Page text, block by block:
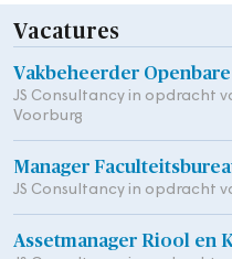
Vacatures
Vakbeheerder
JS Consultancy in opdracht
Voorburg
Manager
JS Consultancy in opdracht
Assetmanager Riool en